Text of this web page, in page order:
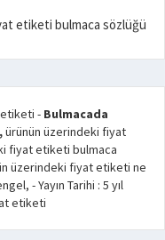
etiketi bulmaca sözlüğü
- Bulmacada
ürünün üzerindeki fiyat
fiyat etiketi bulmaca
üzerindeki fiyat etiketi ne
- Yayın Tarihi : 5 yıl
etiketi